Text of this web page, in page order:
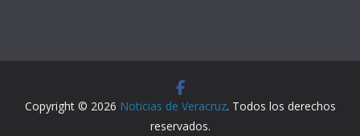
Copyright © 2026 Noticias de Veracruz. Todos los derechos
reservados.